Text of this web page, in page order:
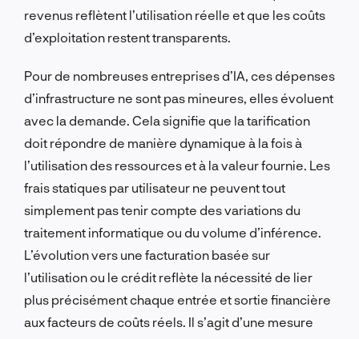
revenus reflètent l’utilisation réelle et que les coûts
d’exploitation restent transparents.
Pour de nombreuses entreprises d’IA, ces dépenses
d’infrastructure ne sont pas mineures, elles évoluent
avec la demande. Cela signifie que la tarification
doit répondre de manière dynamique à la fois à
l’utilisation des ressources et à la valeur fournie. Les
frais statiques par utilisateur ne peuvent tout
simplement pas tenir compte des variations du
traitement informatique ou du volume d’inférence.
L’évolution vers une facturation basée sur
l’utilisation ou le crédit reflète la nécessité de lier
plus précisément chaque entrée et sortie financière
aux facteurs de coûts réels. Il s’agit d’une mesure